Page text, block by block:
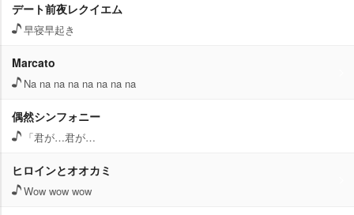
デート前夜レクイエム
早寝早起き
Marcato
Na na na na na na na na
偶然シンフォニー
「君が…君が…
ヒロインとオオカミ
Wow wow wow